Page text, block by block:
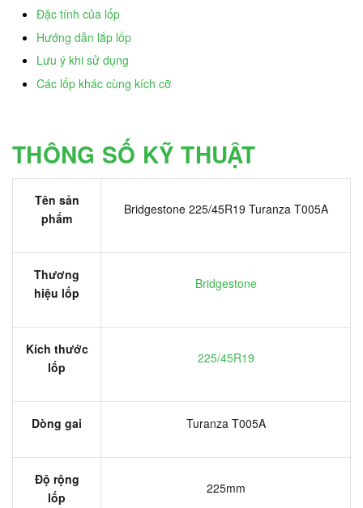
Đặc tính của lốp
Hướng dẫn lắp lốp
Lưu ý khi sử dụng
Các lốp khác cùng kích cỡ
THÔNG SỐ KỸ THUẬT
Tên sản
phẩm
Bridgestone 225/45R19 Turanza T005A
Thương
hiệu lốp
Bridgestone
Kích thước
lốp
225/45R19
Dòng gai Turanza T005A
Độ rộng
lốp
225mm